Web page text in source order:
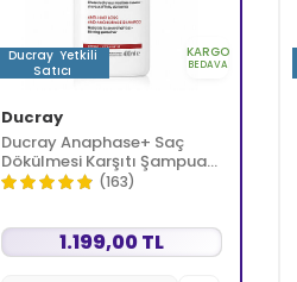
Ducray Yetkili
Satıcı
KARGO
BEDAVA
Ducray
Ducray Anaphase+ Saç
Dökülmesi Karşıtı Şampuan
400 ml
(163)
1.199,00 TL